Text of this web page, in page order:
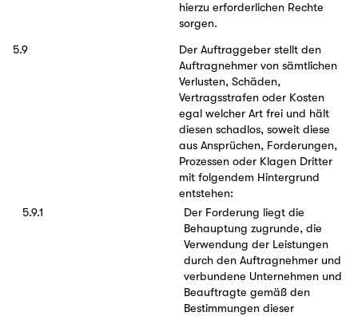
hierzu erforderlichen Rechte
sorgen.
5.9
Der Auftraggeber stellt den
Auftragnehmer von sämtlichen
Verlusten, Schäden,
Vertragsstrafen oder Kosten
egal welcher Art frei und hält
diesen schadlos, soweit diese
aus Ansprüchen, Forderungen,
Prozessen oder Klagen Dritter
mit folgendem Hintergrund
entstehen:
5.9.1
Der Forderung liegt die
Behauptung zugrunde, die
Verwendung der Leistungen
durch den Auftragnehmer und
verbundene Unternehmen und
Beauftragte gemäß den
Bestimmungen dieser